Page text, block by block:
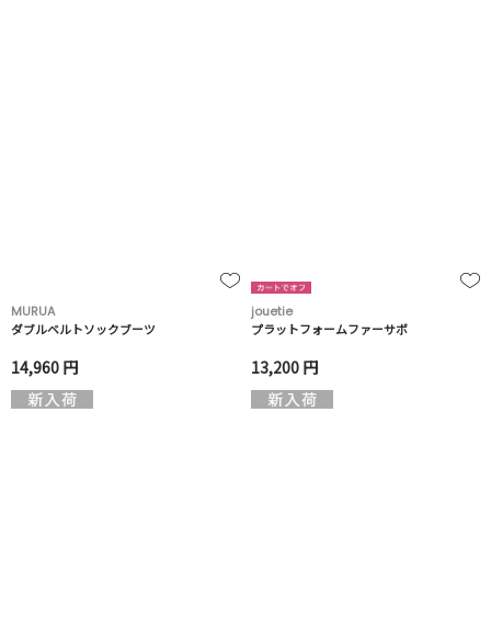
MURUA
ダブルベルトソックブーツ
14,960 円
jouetie
プラットフォームファーサボ
13,200 円